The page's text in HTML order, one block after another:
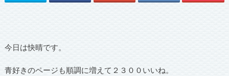
今日は快晴です。
青好きのページも順調に増えて２３００いいね。